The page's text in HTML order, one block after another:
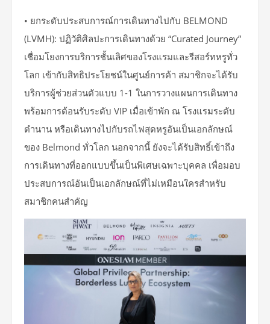
• ยกระดับประสบการณ์การเดินทางไปกับ BELMOND
(LVMH): ปฏิวัติศิลปะการเดินทางด้วย “Curated Journey”
เชื่อมโยงการบริการชั้นเลิศของโรงแรมและรีสอร์ทหรูทั่ว
โลก เข้ากับสิทธิประโยชน์ในศูนย์การค้า สมาชิกจะได้รับ
บริการผู้ช่วยส่วนตัวแบบ 1-1 ในการวางแผนการเดินทาง
พร้อมการต้อนรับระดับ VIP เมื่อเข้าพัก ณ โรงแรมระดับ
ตำนาน หรือเดินทางไปกับรถไฟสุดหรูอันเป็นเอกลักษณ์
ของ Belmond ทั่วโลก นอกจากนี้ ยังจะได้รับสิทธิ์เข้าถึง
การเดินทางที่ออกแบบขึ้นเป็นพิเศษเฉพาะบุคคล เพื่อมอบ
ประสบการณ์อันเป็นเอกลักษณ์ที่ไม่เหมือนใครสำหรับ
สมาชิกคนสำคัญ